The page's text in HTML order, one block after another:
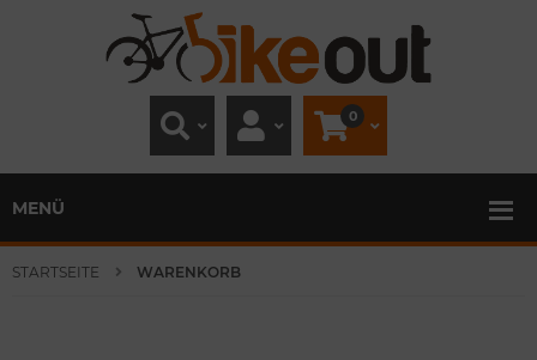
0
MENÜ
STARTSEITE WARENKORB